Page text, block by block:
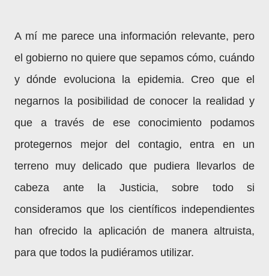
A mí me parece una información relevante, pero
el gobierno no quiere que sepamos cómo, cuándo
y dónde evoluciona la epidemia. Creo que el
negarnos la posibilidad de conocer la realidad y
que a través de ese conocimiento podamos
protegernos mejor del contagio, entra en un
terreno muy delicado que pudiera llevarlos de
cabeza ante la Justicia, sobre todo si
consideramos que los científicos independientes
han ofrecido la aplicación de manera altruista,
para que todos la pudiéramos utilizar.